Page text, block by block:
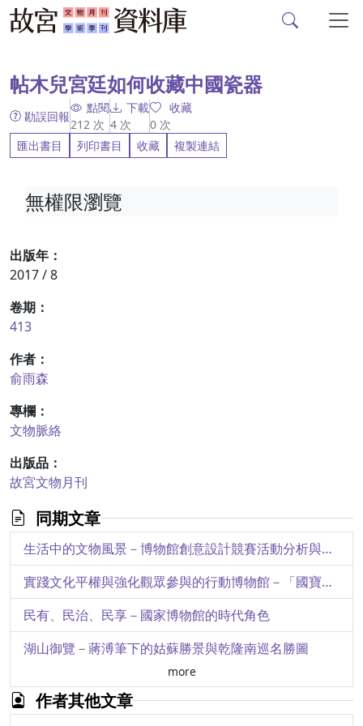
帖木兒宮廷如何收藏中國瓷器
勘誤回報
點閱
212 次
下載
4 次
收藏
0 次
匯出書目
列印書目 收藏 複製連結
出版年：
2017 / 8
卷期：
413
作者：
俞雨森
專欄：
文物脈絡
出版品：
故宮文物月刊
同期文章
生活中的文物風景－博物館創意設計競賽活動分析與討論
實踐文化平權與強化觀眾參與的行動博物館－「國寶總動員」複製文物教育巡迴展
民有、民治、民享－國家博物館的時代角色
湖山御覽－蔣溥筆下的姑蘇勝景與乾隆南巡名勝圖
院藏清代《月五星凌犯時憲曆》初探
至聖文宣王－孔子在北宋的尊崇與形象
more
作者其他文章
無權限瀏覽